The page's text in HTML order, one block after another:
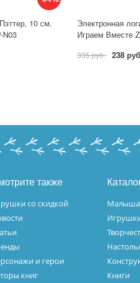
10 см.
N03
Электронная
Играем Вместе
335 руб. 238
также
со скидкой
и герои
книг
Книги